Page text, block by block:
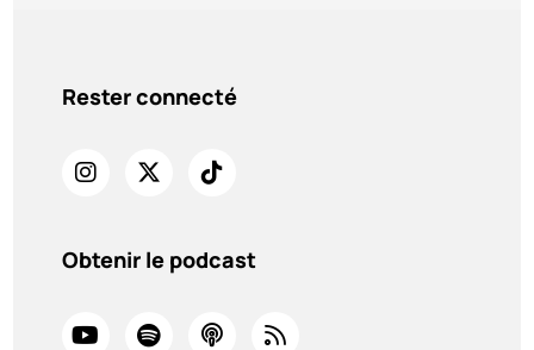
Rester connecté
Obtenir le podcast